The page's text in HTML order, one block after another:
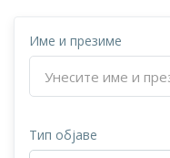
Име и презиме
Тип објаве